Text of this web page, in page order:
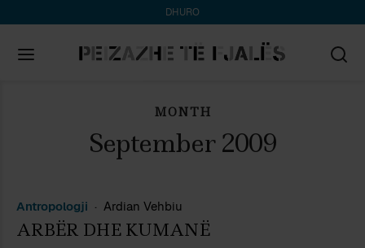
DHURO
MONTH
September 2009
Antropologji Ardian Vehbiu
ARBËR DHE KUMANË